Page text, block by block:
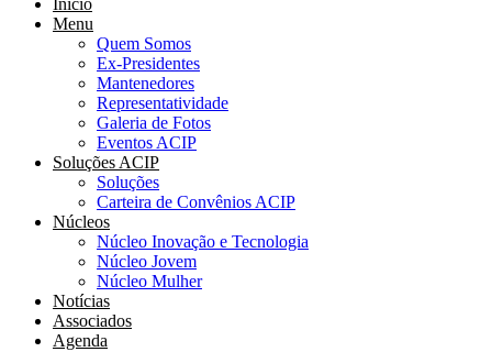
Início
Menu
Quem Somos
Ex-Presidentes
Mantenedores
Representatividade
Galeria de Fotos
Eventos ACIP
Soluções ACIP
Soluções
Carteira de Convênios ACIP
Núcleos
Núcleo Inovação e Tecnologia
Núcleo Jovem
Núcleo Mulher
Notícias
Associados
Agenda